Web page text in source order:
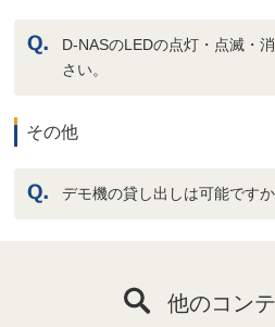
D-NASのLEDの点灯・点滅・
さい。
その他
デモ機の貸し出しは可能ですか
他のコン